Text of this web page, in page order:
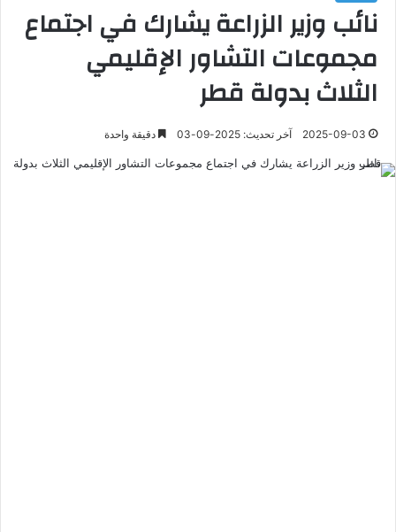
نائب وزير الزراعة يشارك في اجتماع
مجموعات التشاور الإقليمي
الثلاث بدولة قطر
2025-09-03 آخر تحديث: 2025-09-03 دقيقة واحدة